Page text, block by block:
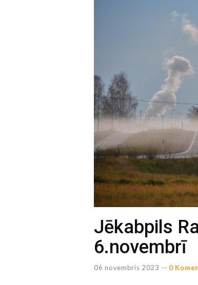
Jēkabpils
6.novembrī
06 novembris 2023 -- 0